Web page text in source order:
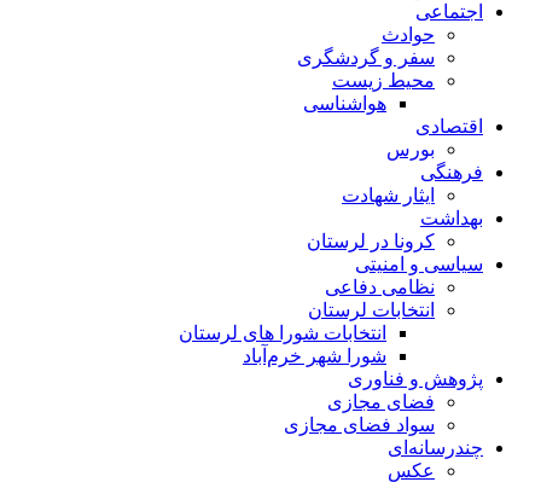
اجتماعی
حوادث
سفر و گردشگری
محیط زیست
هواشناسی
اقتصادی
بورس
فرهنگی
ایثار شهادت
بهداشت
کرونا در لرستان
سیاسی و امنیتی
نظامی دفاعی
انتخابات لرستان
انتخابات شورا های لرستان
شورا شهر خرم‌آباد
پژوهش و فناوری
فضای مجازی
سواد فضای مجازی
چندرسانه‌ای
عكس